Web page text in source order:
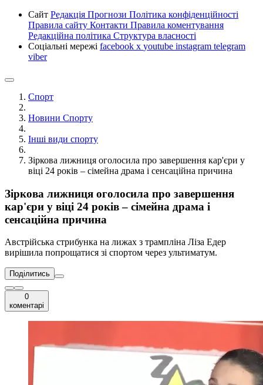
Сайт Редакція Прогнози Політика конфіденційності
Правила сайту Контакти Правила коментування
Редакційна політика Структура власності
Соціальні мережі facebook x youtube instagram telegram
viber
Спорт
Новини Спорту
Інші види спорту
Зіркова лижниця оголосила про завершення кар'єри у
віці 24 років – сімейна драма і сенсаційна причина
Зіркова лижниця оголосила про завершення
кар'єри у віці 24 років – сімейна драма і
сенсаційна причина
Австрійська стрибунка на лижах з трампліна Ліза Едер
вирішила попрощатися зі спортом через ультиматум.
Поділитись
0
коментарі